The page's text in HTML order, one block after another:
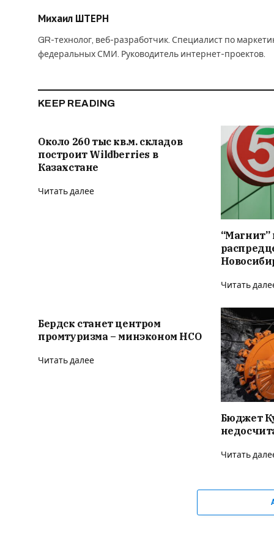
Михаил ШТЕРН
GR-технолог, веб-разработчик. Специалист по
федеральных СМИ. Руководитель интернет-проектов.
KEEP READING
Около 260 тыс кв.м. складов
построит Wildberries в
Казахстане
Читать далее
“Магнит”
Читать
Бердск станет центром
промтуризма – минэконом НСО
Читать далее
Бюджет
Читать